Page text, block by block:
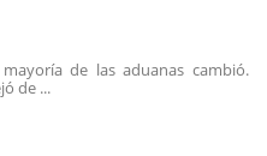
de las aduanas cambió.
de ...